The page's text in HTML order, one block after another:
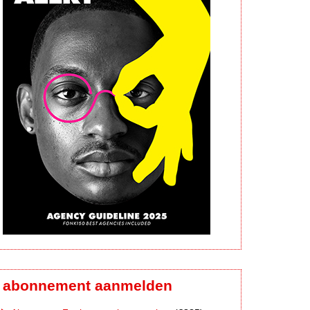
abonnement aanmelden